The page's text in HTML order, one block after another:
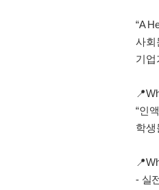
“A
사회
기업
“인
학생
- 실